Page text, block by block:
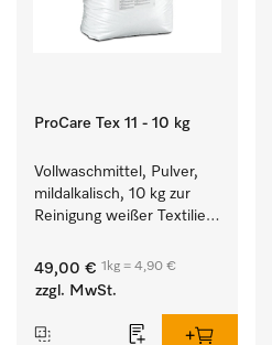
ProCare Tex 11 - 10 kg
Vollwaschmittel, Pulver,
mildalkalisch, 10 kg zur
Reinigung weißer Textilien
Buntwäsche.
49,00 € 1kg = 4,90 €
zzgl. MwSt.